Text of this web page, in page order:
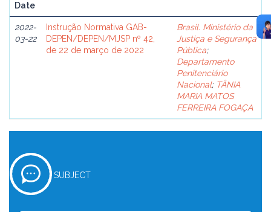
Date
2022-
03-22
Instrução Normativa GAB-
DEPEN/DEPEN/MJSP nº 42,
de 22 de março de 2022
Brasil. Ministério da
Justiça e Segurança
Pública;
Departamento
Penitenciário
Nacional; TÂNIA
MARIA MATOS
FERREIRA FOGAÇA
SUBJECT